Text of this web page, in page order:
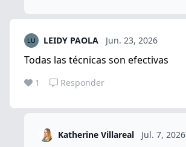
LEIDY PAOLA Jun. 23, 2026
Todas las técnicas son efectivas
1 Responder
Katherine Villareal Jul. 7, 2026